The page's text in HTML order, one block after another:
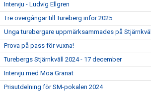
Intervju - Ludvig Ellgren
Tre övergångar till Tureberg inför 2025
Unga turebergare uppmärksammades på Stjärnkväll
Prova på pass för vuxna!
Turebergs Stjärnkväll 2024 - 17 december
Intervju med Moa Granat
Prisutdelning för SM-pokalen 2024